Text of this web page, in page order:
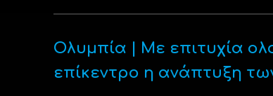
Ολυμπία | Με επιτυχία
επίκεντρο η ανάπτυξη